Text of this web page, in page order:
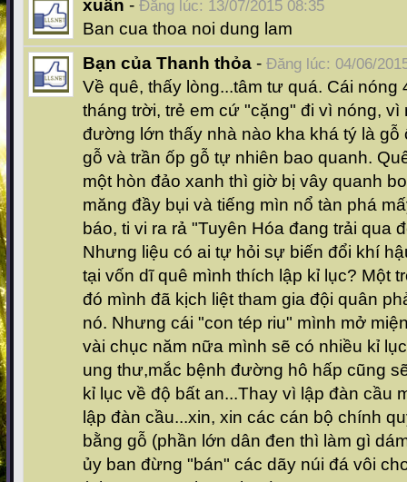
xuân - Đăng lúc: 13/07/2015 08:35
Ban cua thoa noi dung lam
Bạn của Thanh thỏa - Đăng lúc: 04/06/
Về quê, thấy lòng...tâm tư quá. Cái nóng
tháng trời, trẻ em cứ "cặng" đi vì nóng,
đường lớn thấy nhà nào kha khá tý là
gỗ và trần ốp gỗ tự nhiên bao quanh.
một hòn đảo xanh thì giờ bị vây quanh
măng đầy bụi và tiếng mìn nổ tàn phá
báo, ti vi ra rả "Tuyên Hóa đang trải qua
Nhưng liệu có ai tự hỏi sự biến đổi khí
tại vốn dĩ quê mình thích lập kỉ lục? Một
đó mình đã kịch liệt tham gia đội quân
nó. Nhưng cái "con tép riu" mình mở
vài chục năm nữa mình sẽ có nhiều kỉ
ung thư,mắc bệnh đường hô hấp cũng
kỉ lục về độ bất an...Thay vì lập đàn cầu
lập đàn cầu...xin, xin các cán bộ chính
bằng gỗ (phần lớn dân đen thì làm gì
ủy ban đừng "bán" các dãy núi đá vôi